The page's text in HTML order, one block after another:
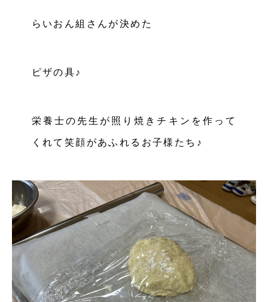
らいおん組さんが決めた
ピザの具♪
栄養士の先生が照り焼きチキンを作って
くれて笑顔があふれるお子様たち♪